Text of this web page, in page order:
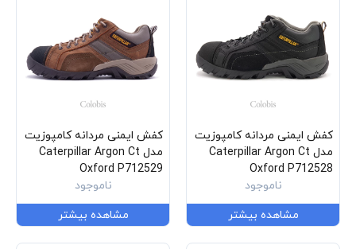
کفش ایمنی مردانه کامپوزیت
مدل Caterpillar Argon Ct
Oxford P712528
ناموجود
مشاهده بیشتر
کفش ایمنی مردانه کامپوزیت
مدل Caterpillar Argon Ct
Oxford P712529
ناموجود
مشاهده بیشتر